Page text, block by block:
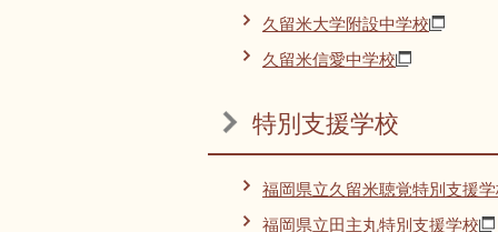
久留米大学附設中学校
久留米信愛中学校
特別支援学校
福岡県立久留米聴覚特別支援
福岡県立田主丸特別支援学校